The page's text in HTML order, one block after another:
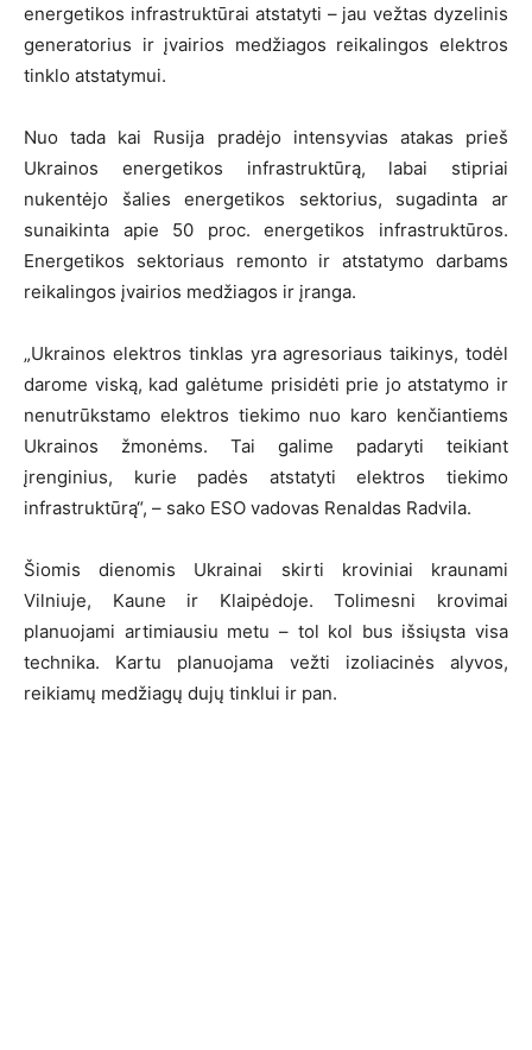
energetikos infrastruktūrai atstatyti – jau vežtas dyzelinis
generatorius ir įvairios medžiagos reikalingos elektros
tinklo atstatymui.
Nuo tada kai Rusija pradėjo intensyvias atakas prieš
Ukrainos energetikos infrastruktūrą, labai stipriai
nukentėjo šalies energetikos sektorius, sugadinta ar
sunaikinta apie 50 proc. energetikos infrastruktūros.
Energetikos sektoriaus remonto ir atstatymo darbams
reikalingos įvairios medžiagos ir įranga.
„Ukrainos elektros tinklas yra agresoriaus taikinys, todėl
darome viską, kad galėtume prisidėti prie jo atstatymo ir
nenutrūkstamo elektros tiekimo nuo karo kenčiantiems
Ukrainos žmonėms. Tai galime padaryti teikiant
įrenginius, kurie padės atstatyti elektros tiekimo
infrastruktūrą“, – sako ESO vadovas Renaldas Radvila.
Šiomis dienomis Ukrainai skirti kroviniai kraunami
Vilniuje, Kaune ir Klaipėdoje. Tolimesni krovimai
planuojami artimiausiu metu – tol kol bus išsiųsta visa
technika. Kartu planuojama vežti izoliacinės alyvos,
reikiamų medžiagų dujų tinklui ir pan.